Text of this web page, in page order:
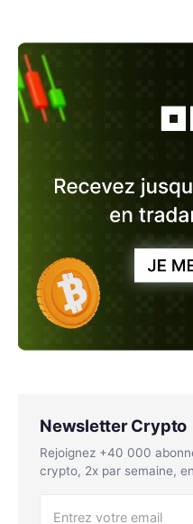
Newsletter Crypto
Rejoignez +40 000
crypto, 2x par semaine,